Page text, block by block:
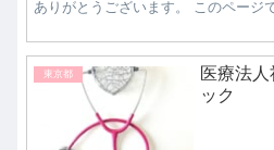
ありがとうございます。 このページ
東京都
医療法
ック